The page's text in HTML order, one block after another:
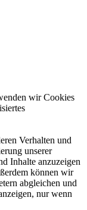
wir Cookies
Verhalten und
unserer
Inhalte anzuzeigen
können wir
abgleichen und
nur wenn